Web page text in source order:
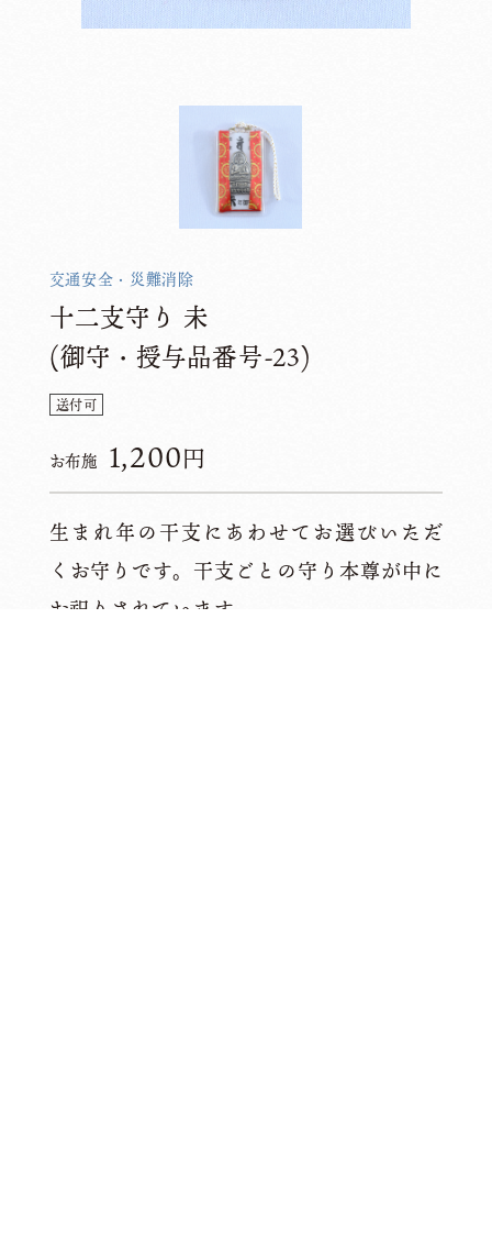
交通安全・災難消除
十二支守り 未
(御守・授与品番号-23)
送付可
お布施 1,200円
生まれ年の干支にあわせてお選びいただ
くお守りです。干支ごとの守り本尊が中に
お祀りされています。